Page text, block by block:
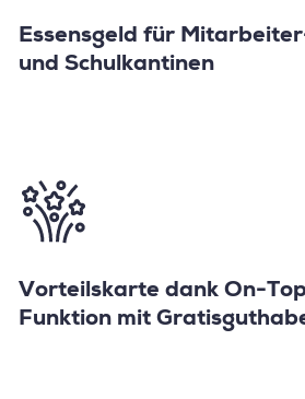
Essensgeld für
und Schulkantinen
Vorteilskarte dank On-
Funktion mit